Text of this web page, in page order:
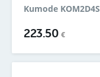
Kumode KOM2D4S
223.50€